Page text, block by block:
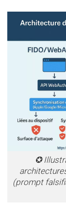
✪
(prompt